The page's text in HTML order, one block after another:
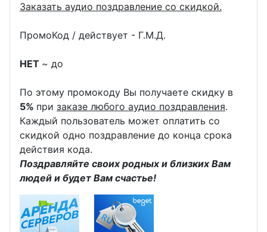
Заказать аудио поздравление со скидкой.
ПромоКод / действует - Г.М.Д.
НЕТ ~ до
По этому промокоду Вы получаете скидку в
5% при заказе любого аудио поздравления.
Каждый пользователь может оплатить со
скидкой одно поздравление до конца срока
действия кода.
Поздравляйте своих родных и близких Вам
людей и будет Вам счастье!